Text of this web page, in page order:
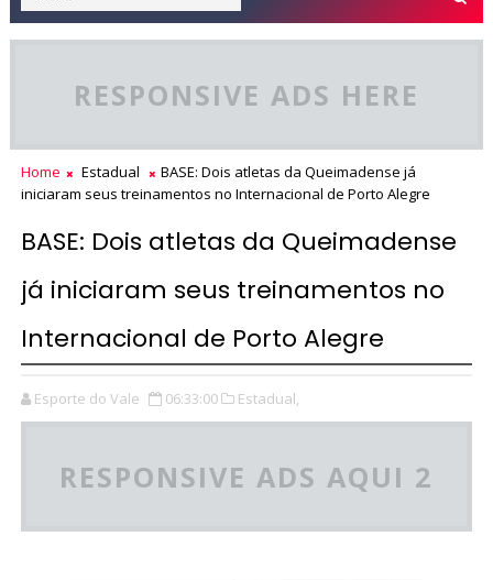
RESPONSIVE ADS HERE
Home Estadual
BASE: Dois atletas da Queimadense já
iniciaram seus treinamentos no Internacional de Porto Alegre
BASE: Dois atletas da Queimadense
já iniciaram seus treinamentos no
Internacional de Porto Alegre
Esporte do Vale 06:33:00 Estadual,
RESPONSIVE ADS AQUI 2